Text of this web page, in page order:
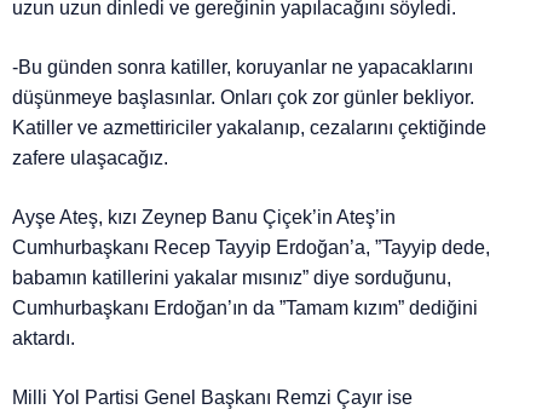
uzun uzun dinledi ve gereğinin yapılacağını söyledi.
-Bu günden sonra katiller, koruyanlar ne yapacaklarını
düşünmeye başlasınlar. Onları çok zor günler bekliyor.
Katiller ve azmettiriciler yakalanıp, cezalarını çektiğinde
zafere ulaşacağız.
Ayşe Ateş, kızı Zeynep Banu Çiçek’in Ateş’in
Cumhurbaşkanı Recep Tayyip Erdoğan’a, ”Tayyip dede,
babamın katillerini yakalar mısınız” diye sorduğunu,
Cumhurbaşkanı Erdoğan’ın da ”Tamam kızım” dediğini
aktardı.
Milli Yol Partisi Genel Başkanı Remzi Çayır ise